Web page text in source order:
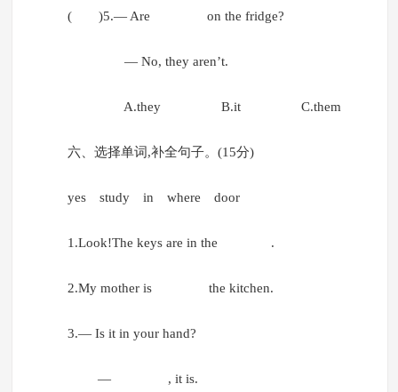
( )5.— Are on the fridge?
— No, they aren’t.
A.they B.it C.them
六、选择单词,补全句子。(15分)
yes study in where door
1.Look!The keys are in the .
2.My mother is the kitchen.
3.— Is it in your hand?
— , it is.